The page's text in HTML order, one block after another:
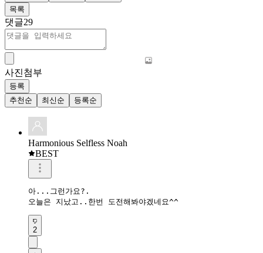
목록
댓글29
사진첨부
등록
추천순
최신순 등록순
Harmonious Selfless Noah
BEST
아...그런가요?.
오늘은 지났고..한번 도전해봐야겠네요^^
2